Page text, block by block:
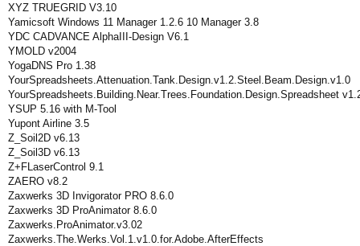
XYZ TRUEGRID V3.10
Yamicsoft Windows 11 Manager 1.2.6 10 Manager 3.8
YDC CADVANCE AlphaIII-Design V6.1
YMOLD v2004
YogaDNS Pro 1.38
YourSpreadsheets.Attenuation.Tank.Design.v1.2.Steel.Beam.Design.v1.0
YourSpreadsheets.Building.Near.Trees.Foundation.Design.Spreadsheet
YSUP 5.16 with M-Tool
Yupont Airline 3.5
Z_Soil2D v6.13
Z_Soil3D v6.13
Z+FLaserControl 9.1
ZAERO v8.2
Zaxwerks 3D Invigorator PRO 8.6.0
Zaxwerks 3D ProAnimator 8.6.0
Zaxwerks.ProAnimator.v3.02
Zaxwerks.The.Werks.Vol.1.v1.0.for.Adobe.AfterEffects